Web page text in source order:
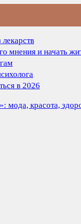
мнения и начать
в 2026